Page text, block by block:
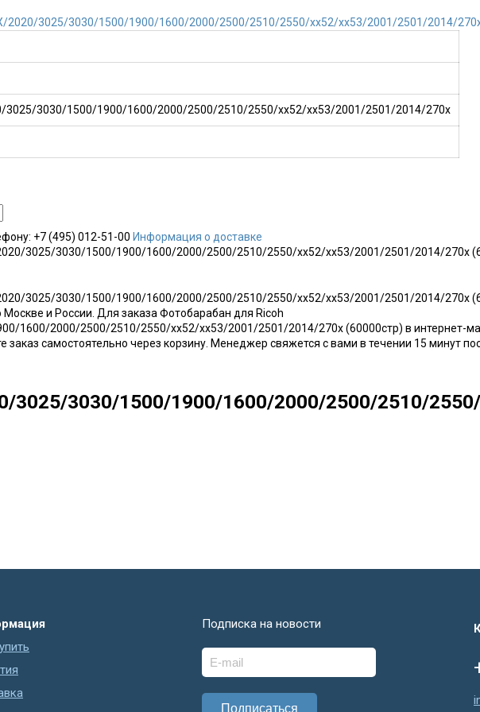
3025/3030/1500/1900/1600/2000/2500/2510/2550/xx52/xx53/2001/2501/2014/270x
+7 (495) 012-51-00 Информация о доставке
3025/3030/1500/1900/1600/2000/2500/2510/2550/xx52/xx53/2001/2501/2014/270x
3025/3030/1500/1900/1600/2000/2500/2510/2550/xx52/xx53/2001/2501/2014/270x
Москве и России. Для заказа Фотобарабан для Ricoh
1600/2000/2500/2510/2550/xx52/xx53/2001/2501/2014/270x (60000стр) в интернет-
самостоятельно через корзину. Менеджер свяжется с вами в течении 15 минут
3025/3030/1500/1900/1600/2000/2500/2510/
Подписка на новости